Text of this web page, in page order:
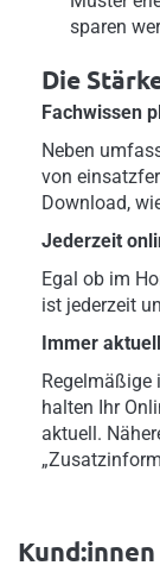
sparen
Die
Fachwissen
Neben
von
Download,
Jederzeit
Egal ob im
ist jederzeit
Immer aktuell
Regelmäßige
halten Ihr
aktuell.